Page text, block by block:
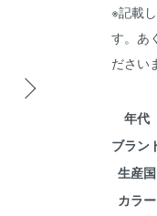
※記載
す。あ
ださい
年代
ブラン
生産国
カラー